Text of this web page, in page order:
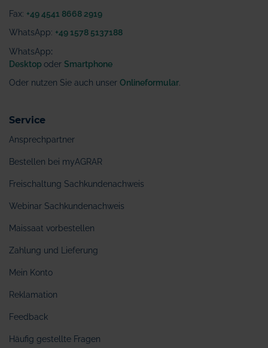
Fax: +49 4541 8668 2919
WhatsApp: +49 1578 5137188
WhatsApp:
Desktop oder Smartphone
Oder nutzen Sie auch unser Onlineformular
Service
Ansprechpartner
Bestellen bei myAGRAR
Freischaltung Sachkundenachweis
Webinar Sachkundenachweis
Maissaat vorbestellen
Zahlung und Lieferung
Mein Konto
Reklamation
Feedback
Häufig gestellte Fragen